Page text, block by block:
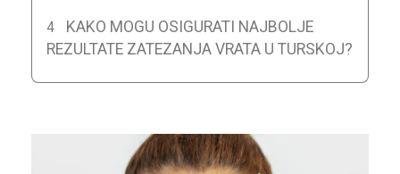
KAKO MOGU OSIGURATI NAJBOLJE
REZULTATE ZATEZANJA VRATA U TURSKOJ?